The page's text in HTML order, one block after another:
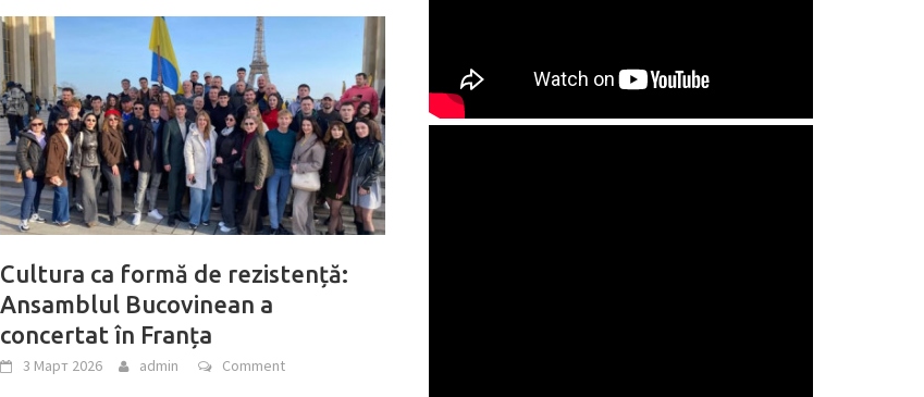
Cultura ca formă de rezistență:
Ansamblul Bucovinean a
concertat în Franța
3 Март 2026 admin Comment